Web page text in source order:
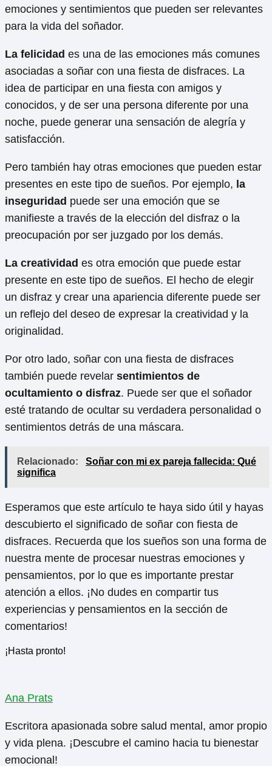
emociones y sentimientos que pueden ser relevantes
para la vida del soñador.
La felicidad es una de las emociones más comunes
asociadas a soñar con una fiesta de disfraces. La
idea de participar en una fiesta con amigos y
conocidos, y de ser una persona diferente por una
noche, puede generar una sensación de alegría y
satisfacción.
Pero también hay otras emociones que pueden estar
presentes en este tipo de sueños. Por ejemplo, la
inseguridad puede ser una emoción que se
manifieste a través de la elección del disfraz o la
preocupación por ser juzgado por los demás.
La creatividad es otra emoción que puede estar
presente en este tipo de sueños. El hecho de elegir
un disfraz y crear una apariencia diferente puede ser
un reflejo del deseo de expresar la creatividad y la
originalidad.
Por otro lado, soñar con una fiesta de disfraces
también puede revelar sentimientos de
ocultamiento o disfraz. Puede ser que el soñador
esté tratando de ocultar su verdadera personalidad o
sentimientos detrás de una máscara.
Relacionado:
Soñar con mi ex pareja fallecida: Qué
significa
Esperamos que este artículo te haya sido útil y hayas
descubierto el significado de soñar con fiesta de
disfraces. Recuerda que los sueños son una forma de
nuestra mente de procesar nuestras emociones y
pensamientos, por lo que es importante prestar
atención a ellos. ¡No dudes en compartir tus
experiencias y pensamientos en la sección de
comentarios!
¡Hasta pronto!
Ana Prats
Escritora apasionada sobre salud mental, amor propio
y vida plena. ¡Descubre el camino hacia tu bienestar
emocional!